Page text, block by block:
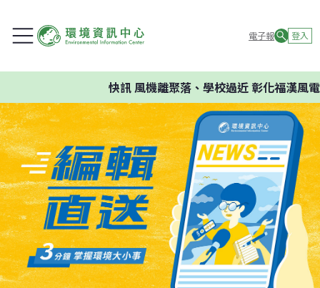
電子報 登入
快訊風機離聚落、學校過近 彰化福漢風電